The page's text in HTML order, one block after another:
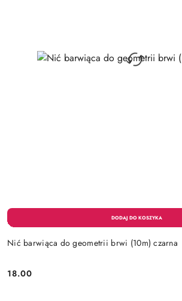
Nić barwiąca do geometrii brwi (10m) czarna
Cena:
18.00